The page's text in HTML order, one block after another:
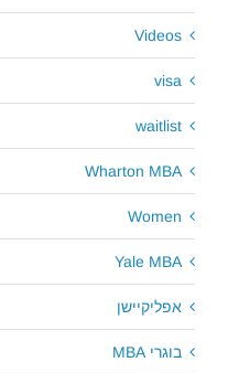
Videos
visa
waitlist
Wharton MBA
Women
Yale MBA
אפליקיישן
בוגרי MBA